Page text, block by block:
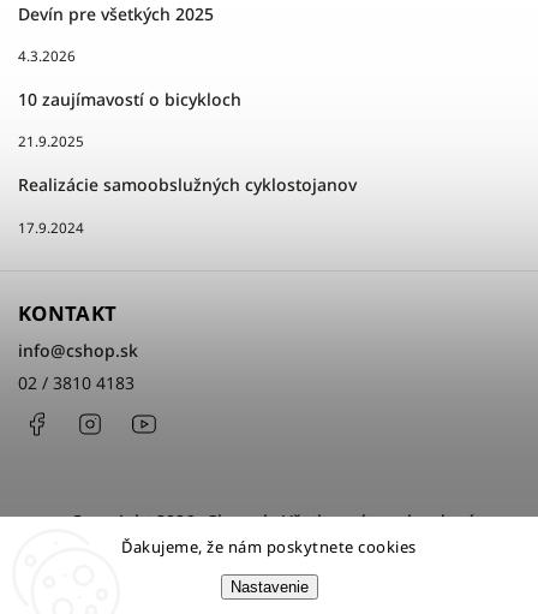
Ďakujeme, že nám poskytnete cookies
Nastavenie
Devín pre všetkých 2025
4.3.2026
10 zaujímavostí o bicykloch
21.9.2025
Realizácie samoobslužných cyklostojanov
17.9.2024
KONTAKT
info@cshop.sk
02 / 3810 4183
FacebookInstagram
Copyright 2026cShop.sk. Všetky práva vyhradené.
Upraviť nastavenie cookies
Grafický návrh vytvořil a nakódoval